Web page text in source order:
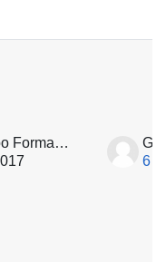
Gruppo Formazione
6